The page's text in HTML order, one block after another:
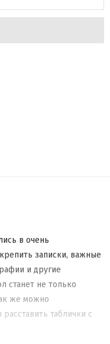
в очень
записки, важные
и другие
станет не только
же можно
таблички с